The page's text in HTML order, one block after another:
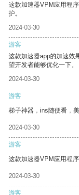
这款加速器VPM应用程
护。
2024-03-30
游客
这款加速器app的加速效
望开发者能够优化一下。
2024-03-30
游客
梯子神器，ins随便看，美
2024-03-30
游客
这款加速器VPM应用程
2024-03-30
游客